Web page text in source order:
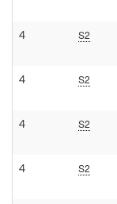
4 S2
4 S2
4 S2
4 S2